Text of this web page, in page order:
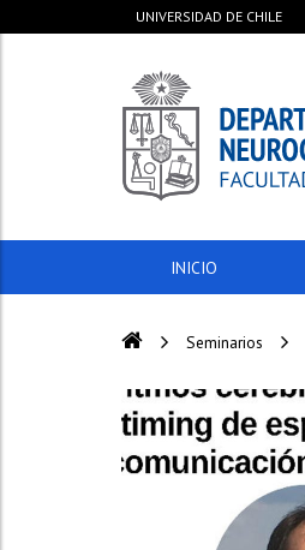
UNIVERSIDAD DE CHILE
INICIO
Seminarios